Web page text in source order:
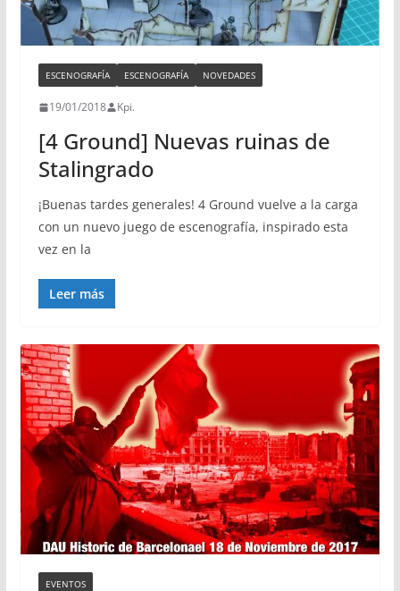
ESCENOGRAFÍA ESCENOGRAFÍA NOVEDADES
19/01/2018 Kpi.
[4 Ground] Nuevas ruinas de
Stalingrado
¡Buenas tardes generales! 4 Ground vuelve a la carga
con un nuevo juego de escenografía, inspirado esta
vez en la
Leer más
EVENTOS